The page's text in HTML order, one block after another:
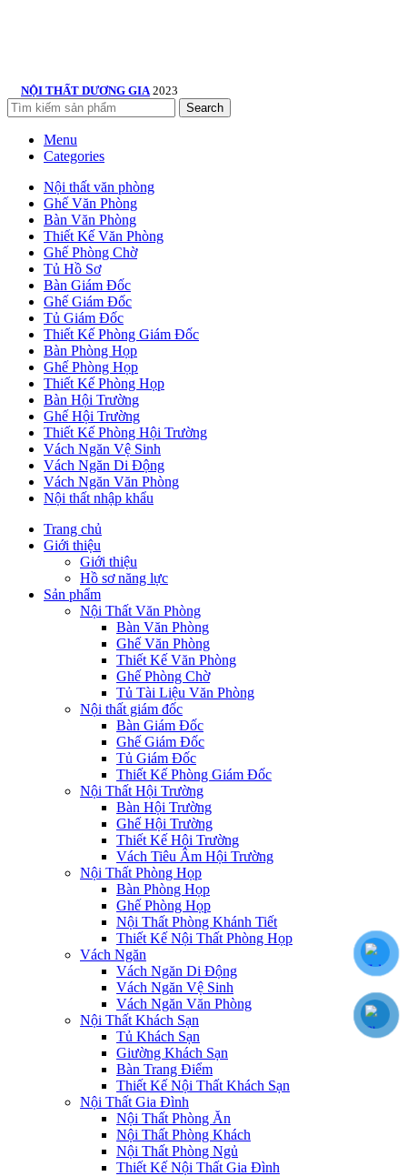
NỘI THẤT DƯƠNG GIA 2023
Search
Menu
Categories
Nội thất văn phòng
Ghế Văn Phòng
Bàn Văn Phòng
Thiết Kế Văn Phòng
Ghế Phòng Chờ
Tủ Hồ Sơ
Bàn Giám Đốc
Ghế Giám Đốc
Tủ Giám Đốc
Thiết Kế Phòng Giám Đốc
Bàn Phòng Họp
Ghế Phòng Họp
Thiết Kế Phòng Họp
Bàn Hội Trường
Ghế Hội Trường
Thiết Kế Phòng Hội Trường
Vách Ngăn Vệ Sinh
Vách Ngăn Di Động
Vách Ngăn Văn Phòng
Nội thất nhập khẩu
Trang chủ
Giới thiệu
Giới thiệu
Hồ sơ năng lực
Sản phẩm
Nội Thất Văn Phòng
Bàn Văn Phòng
Ghế Văn Phòng
Thiết Kế Văn Phòng
Ghế Phòng Chờ
Tủ Tài Liệu Văn Phòng
Nội thất giám đốc
Bàn Giám Đốc
Ghế Giám Đốc
Tủ Giám Đốc
Thiết Kế Phòng Giám Đốc
Nội Thất Hội Trường
Bàn Hội Trường
Ghế Hội Trường
Thiết Kế Hội Trường
Vách Tiêu Âm Hội Trường
Nội Thất Phòng Họp
Bàn Phòng Họp
Ghế Phòng Họp
Nội Thất Phòng Khánh Tiết
Thiết Kế Nội Thất Phòng Họp
Vách Ngăn
Vách Ngăn Di Động
Vách Ngăn Vệ Sinh
Vách Ngăn Văn Phòng
Nội Thất Khách Sạn
Tủ Khách Sạn
Giường Khách Sạn
Bàn Trang Điểm
Thiết Kế Nội Thất Khách Sạn
Nội Thất Gia Đình
Nội Thất Phòng Ăn
Nội Thất Phòng Khách
Nội Thất Phòng Ngủ
Thiết Kế Nội Thất Gia Đình